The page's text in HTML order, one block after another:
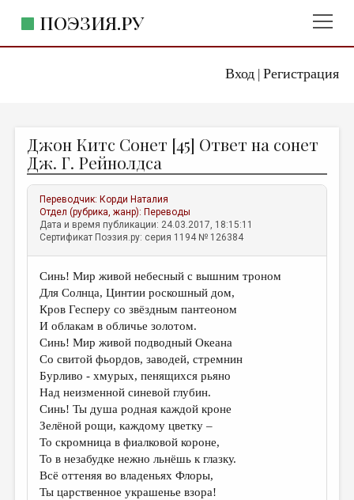
Вход| Регистрация
ПОЭЗИЯ.РУ
ЖАНРЫ
АВТОРЫ
КОММЕНТАРИИ
ЛИТСАЛОН
ПРАВИЛА САЙТА
ОТДЕЛЫ И РУБРИКИ
ИЗБРАННОЕ
ДАЙДЖЕСТ
ПРОИЗВЕДЕНИЯ
ПЕРЕВОДЫ
КОНКУРСЫ
ДЕТСКАЯ КОМНАТА
Джон Китс Сонет [45] Ответ на сонет
Дж. Г. Рейнолдса
Переводчик: Корди Наталия
Отдел (рубрика, жанр): Переводы
Дата и время публикации: 24.03.2017, 18:15:11
Сертификат Поэзия.ру: серия 1194 № 126384
Синь! Мир живой небесный с вышним троном
Для Солнца, Цинтии роскошный дом,
Кров Гесперу со звёздным пантеоном
И облакам в обличье золотом.
Синь! Мир живой подводный Океана
Со свитой фьордов, заводей, стремнин
Бурливо - хмурых, пенящихся рьяно
Над неизменной синевой глубин.
Синь! Ты душа родная каждой кроне
Зелёной рощи, каждому цветку –
То скромница в фиалковой короне,
То в незабудке нежно льнёшь к глазку.
Всё оттеняя во владеньях Флоры,
Ты царственное украшенье взора!